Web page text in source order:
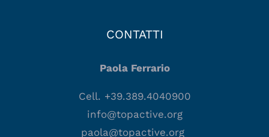
CONTATTI
Paola Ferrario
Cell. +39.389.4040900
info@topactive.org
paola@topactive.org